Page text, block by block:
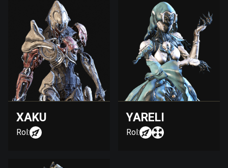
XAKU
Rol:
YARELI
Rol: